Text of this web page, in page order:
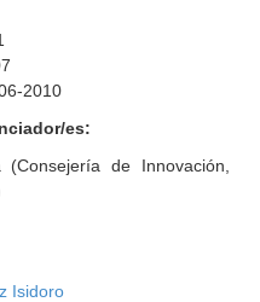
2010
es:
de Innovación,
Isidoro